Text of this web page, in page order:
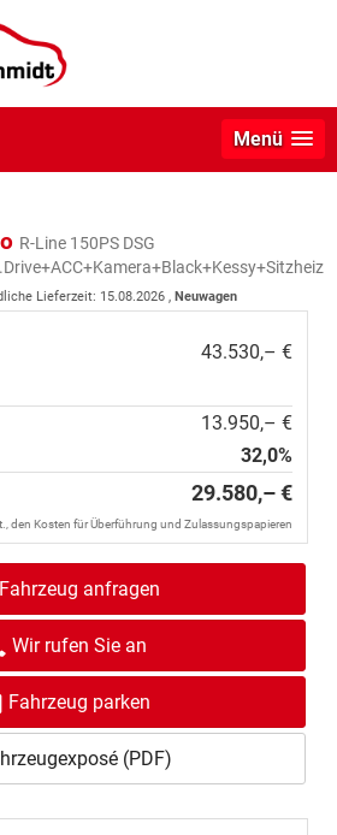
Menü
R-Line 150PS DSG
Lieferzeit: 15.08.2026 , Neuwagen
43.530,– €
13.950,– €
32,0%
29.580,– €
den Kosten für Überführung und Zulassungspapieren
Fahrzeug anfragen
Wir rufen Sie an
Fahrzeug parken
(PDF)